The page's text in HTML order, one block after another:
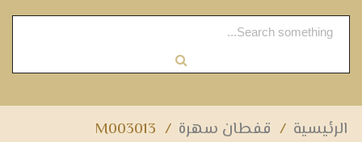
الرئيسية / قفطان سهرة /
M003013